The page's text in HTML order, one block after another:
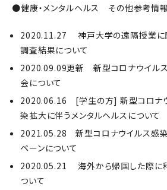
●健康・メンタルヘルス その他参考
2020.11.27 神戸大学の遠隔授業に
調査結果について
2020.09.09更新 新型コロナウイル
会について
2020.06.16 [学生の方] 新型コロナ
染拡大に伴うメンタルヘルスについて
2021.05.28 新型コロナウイルス感
ペーンについて
2020.05.21 海外から帰国した際に
ついて